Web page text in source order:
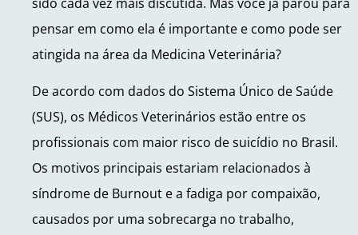
pensar em como ela é importante e como pode ser
atingida na área da Medicina Veterinária?
De acordo com dados do Sistema Único de Saúde
(SUS), os Médicos Veterinários estão entre os
profissionais com maior risco de suicídio no Brasil.
Os motivos principais estariam relacionados à
síndrome de Burnout e a fadiga por compaixão,
causados por uma sobrecarga no trabalho,